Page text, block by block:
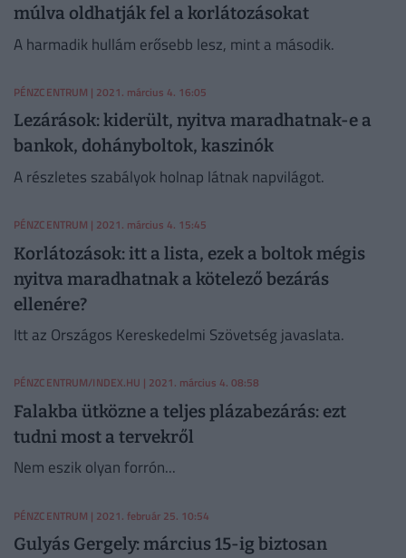
múlva oldhatják fel a korlátozásokat
A harmadik hullám erősebb lesz, mint a második.
PÉNZCENTRUM | 2021. március 4. 16:05
Lezárások: kiderült, nyitva maradhatnak-e a
bankok, dohányboltok, kaszinók
A részletes szabályok holnap látnak napvilágot.
PÉNZCENTRUM | 2021. március 4. 15:45
Korlátozások: itt a lista, ezek a boltok mégis
nyitva maradhatnak a kötelező bezárás
ellenére?
Itt az Országos Kereskedelmi Szövetség javaslata.
PÉNZCENTRUM/INDEX.HU | 2021. március 4. 08:58
Falakba ütközne a teljes plázabezárás: ezt
tudni most a tervekről
Nem eszik olyan forrón...
PÉNZCENTRUM | 2021. február 25. 10:54
Gulyás Gergely: március 15-ig biztosan